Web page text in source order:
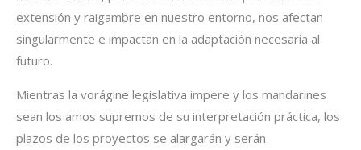
extensión y raigambre en nuestro entorno, nos afectan
singularmente e impactan en la adaptación necesaria al
futuro.
Mientras la vorágine legislativa impere y los mandarines
sean los amos supremos de su interpretación práctica, los
plazos de los proyectos se alargarán y serán